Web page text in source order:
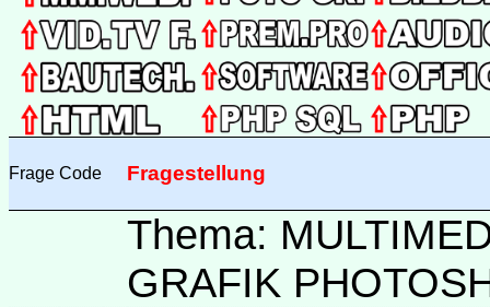
Frage Code Fragestellung
Thema:
GRAFIK